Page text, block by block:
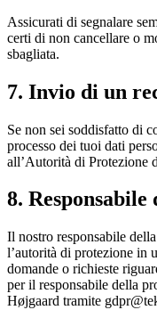
Assicurati di segnalare
certi di non cancellare o
sbagliata.
7. Invio di un
Se non sei soddisfatto di
processo dei tuoi dati
all’Autorità di Protezione
8.
Il nostro responsabile
l’autorità di protezione in
domande o richieste
per il responsabile della
Højgaard tramite